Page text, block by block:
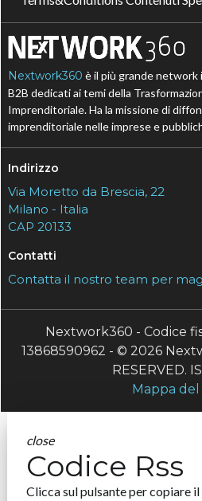
Nextwork360 è il più grande
B2B dedicati ai temi della
Imprenditoriale. Ha la missione di
imprenditoriale nelle imprese e
Indirizzo
Via Moretto da Brescia, 22
Milano - Italia
CAP 20133
Contatti
Contatta il nostro team per
Nextwork360 - Codice
13868590962 - © 2026
RESERVED.
Mappa del
close
Codice Rss
Clicca sul pulsante per copiare il